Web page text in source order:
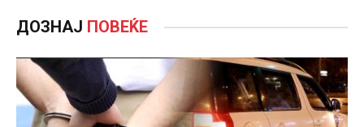
ДОЗНАЈ ПОВЕЌЕ